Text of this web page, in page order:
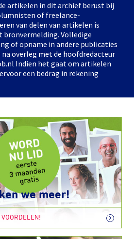
artikelen in dit archief berust bij
of freelance-
van delen van artikelen is
Volledige
of opname in andere publicaties
overleg met de hoofdredacteur
Indien het gaat om artikelen
een bedrag in rekening
we meer!